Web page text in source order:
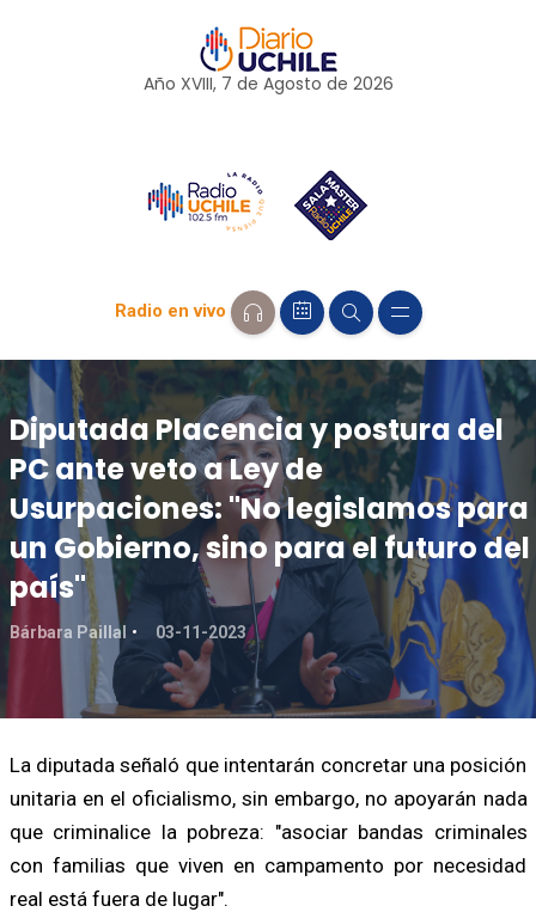
Año XVIII, 7 de Agosto de 2026
Radio en vivo
Diputada Placencia y postura del
PC ante veto a Ley de
Usurpaciones: "No legislamos para
un Gobierno, sino para el futuro del
país"
Bárbara Paillal 03-11-2023
La diputada señaló que intentarán concretar una posición
unitaria en el oficialismo, sin embargo, no apoyarán nada
que criminalice la pobreza: "asociar bandas criminales
con familias que viven en campamento por necesidad
real está fuera de lugar".